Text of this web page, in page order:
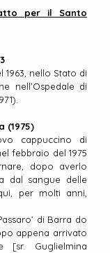
per il Santo
nello Stato di
nell’Ospedale di
(1975)
cappuccino di
febbraio del 1975
dopo averlo
dal sangue delle
per molti anni,
di Barra do
appena arrivato
[sr. Guglielmina